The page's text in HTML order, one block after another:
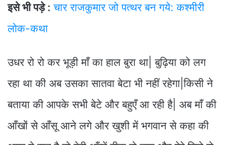
इसे भी पड़े : चार राजकुमार जो पत्थर बन गये: कश्मीरी
लोक-कथा
उधर रो रो कर भूड़ी माँ का हाल बुरा था| बुढ़िया को लग
रहा था की अब उसका सातवा बेटा भी नहीं रहेगा|किसी ने
बताया की आपके सभी बेटे और बहुएँ आ रही है| अब माँ की
आँखों से आँसू आने लगे और खुशी में भगवान से कहा की